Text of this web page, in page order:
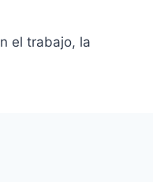
el trabajo, la